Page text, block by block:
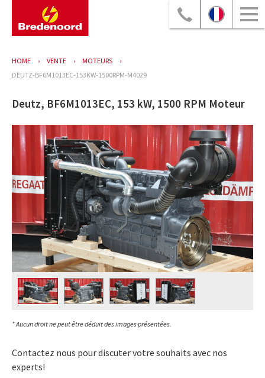
HOME VENTE
MOTEURS
DEUTZ-BF6M1013EC-153KW-1500RPM-M4029
Deutz, BF6M1013EC, 153 kW, 1500 RPM Moteur
* Aucun droit ne peut être déduit des images présentées.
Contactez nous pour discuter votre souhaits avec nos
experts!